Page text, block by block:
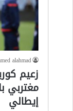
alahmad
زعيم
مغتربي
إيطالي